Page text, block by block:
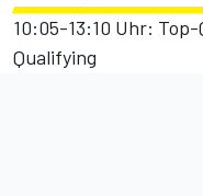
10:05-13:10 Uhr: Top-
Qualifying